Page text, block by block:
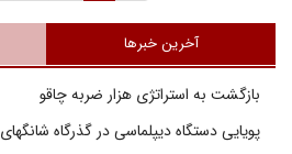
آخرین خبرها
بازگشت به استراتژی هزار ضربه چاقو
پویایی دستگاه دیپلماسی در گذرگاه شانگهای